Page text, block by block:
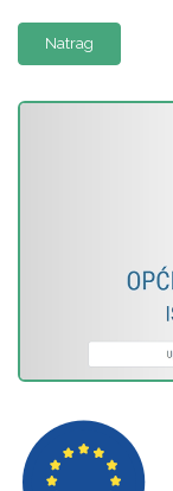
Natrag